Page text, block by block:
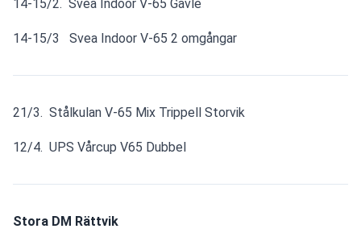
14-15/2.  Svea Indoor V-65 Gävle
14-15/3   Svea Indoor V-65 2 omgångar
21/3.  Stålkulan V-65 Mix Trippell Storvik
12/4.  UPS Vårcup V65 Dubbel
Stora DM Rättvik